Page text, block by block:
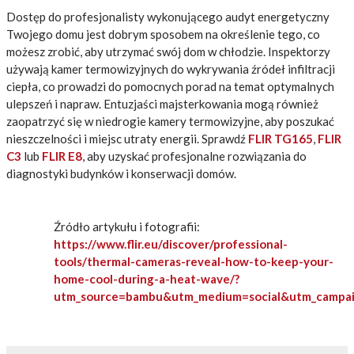
Dostęp do profesjonalisty wykonującego audyt energetyczny
Twojego domu jest dobrym sposobem na określenie tego, co
możesz zrobić, aby utrzymać swój dom w chłodzie. Inspektorzy
używają kamer termowizyjnych do wykrywania źródeł infiltracji
ciepła, co prowadzi do pomocnych porad na temat optymalnych
ulepszeń i napraw. Entuzjaści majsterkowania mogą również
zaopatrzyć się w niedrogie kamery termowizyjne, aby poszukać
nieszczelności i miejsc utraty energii. Sprawdź FLIR TG165, FLIR
C3 lub FLIR E8, aby uzyskać profesjonalne rozwiązania do
diagnostyki budynków i konserwacji domów.
Źródło artykułu i fotografii:
https://www.flir.eu/discover/professional-
tools/thermal-cameras-reveal-how-to-keep-your-
home-cool-during-a-heat-wave/?